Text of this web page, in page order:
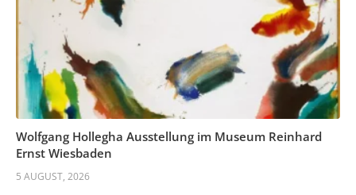
Wolfgang Hollegha Ausstellung im Museum Reinhard
Ernst Wiesbaden
5 AUGUST, 2026